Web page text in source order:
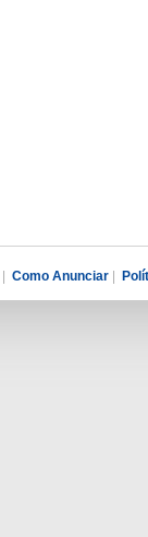
Como Anunciar